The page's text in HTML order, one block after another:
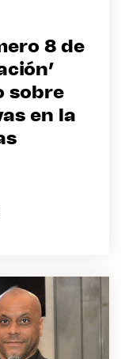
8 de
sobre
en la